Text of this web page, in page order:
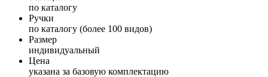
по каталогу
Ручки
по каталогу (более 100 видов)
Размер
индивидуальный
Цена
указана за базовую комплектацию